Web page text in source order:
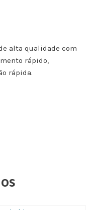
alta qualidade com
rápido,
rápida.